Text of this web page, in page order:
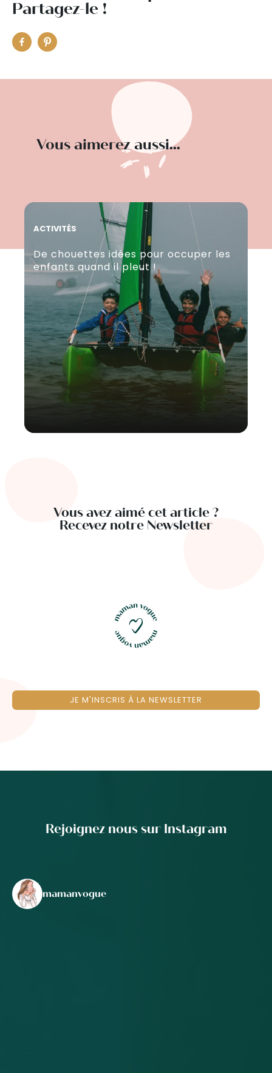
Partagez-le !
Vous aimerez aussi...
ACTIVITÉS
De chouettes idées pour occuper les
enfants quand il pleut !
Vous avez aimé cet article ?
Recevez notre Newsletter
JE M'INSCRIS À LA NEWSLETTER
Rejoignez nous sur Instagram
mamanvogue